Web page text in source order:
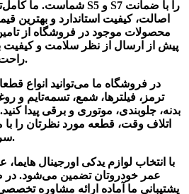
S5 S7
اصالت، کیفیت استاندارد و بهترین
محصولات موجود در فروشگاه از
پیش از ارسال از نظر سلامت و کیفیت
راحت خودروتان را سرویس کنید.
در فروشگاه ما می‌توانید انواع
ترمز، فیلترها، شمع، تسمه‌تایم و
بدنه، جلوبندی، موتوری و برقی پیدا
اتلاف وقت، قطعه مورد نظرتان را
سریع درب منزل دریافت کنید.
با انتخاب لوازم یدکی اورجینال
عمر خودروتان تضمین می‌شود. در
پشتیبانی ما آماده ارائه مشاوره